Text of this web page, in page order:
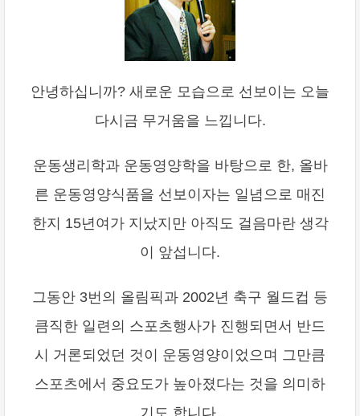
안녕하십니까? 새로운 모습으로 선보이는 오늘
다시금 무거움을 느낍니다.
운동생리학과 운동영양학을 바탕으로 한, 올바
른 운동영양식품을 선보이자는 일념으로 매진
한지 15년여가 지났지만 아직도 걸음마란 생각
이 앞섭니다.
그동안 3번의 올림픽과 2002년 축구 월드컵 등
큼직한 일련의 스포츠행사가 진행되면서 반드
시 거론되었던 것이 운동영양이었으며 그만큼
스포츠에서 중요도가 높아졌다는 것을 의미하